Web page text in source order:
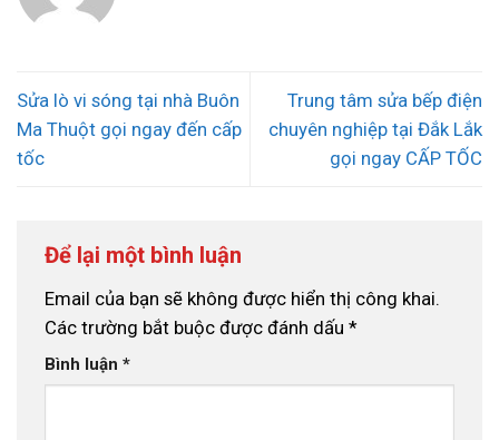
Sửa lò vi sóng tại nhà Buôn
Ma Thuột gọi ngay đến cấp
tốc
Trung tâm sửa bếp điện
chuyên nghiệp tại Đắk Lắk
gọi ngay CẤP TỐC
Để lại một bình luận
Email của bạn sẽ không được hiển thị công khai.
Các trường bắt buộc được đánh dấu *
Bình luận *